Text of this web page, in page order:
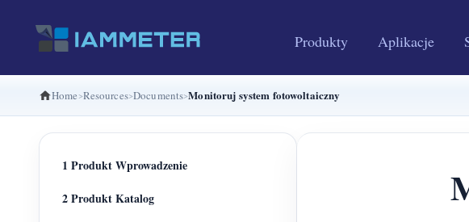
Produkty Aplikacje
Home Resources Documents Monitoruj system fotowoltaiczny
1 Produkt Wprowadzenie
2 Produkt Katalog